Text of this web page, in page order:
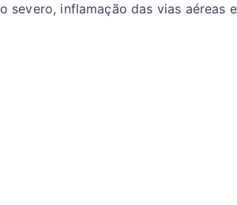
inflamação das vias aéreas